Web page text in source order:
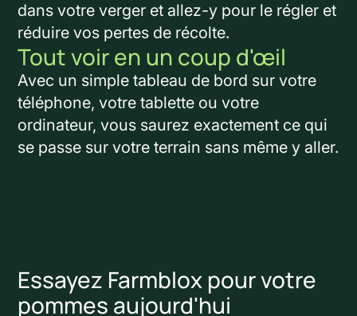
dans votre verger et allez-y pour le régler et
réduire vos pertes de récolte.
Tout voir en un coup d'œil
Avec un simple tableau de bord sur votre
téléphone, votre tablette ou votre
ordinateur, vous saurez exactement ce qui
se passe sur votre terrain sans même y aller.
Essayez Farmblox pour votre
pommes aujourd'hui